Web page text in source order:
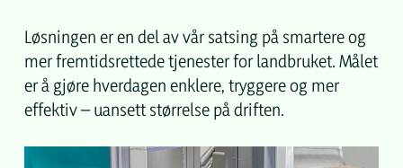
Løsningen er en del av vår satsing på smartere og
mer fremtidsrettede tjenester for landbruket. Målet
er å gjøre hverdagen enklere, tryggere og mer
effektiv – uansett størrelse på driften.